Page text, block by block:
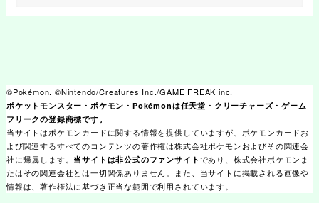
©Pokémon. ©Nintendo/Creatures Inc./GAME FREAK inc.
ポケットモンスター・ポケモン・Pokémonは任天堂・クリーチャーズ・ゲーム
フリークの登録商標です。
当サイトはポケモンカードに関する情報を提供していますが、ポケモンカードお
よび関連するすべてのコンテンツの著作権は株式会社ポケモンおよびその関連会
社に帰属します。 当サイトは非公式のファンサイト であり、株式会社ポケモンま
たはその関連会社とは一切関係ありません。また、当サイトに掲載される画像や
情報は、著作権法に基づき正当な範囲で利用されています。